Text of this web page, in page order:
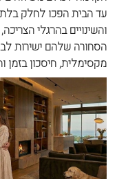
עד הבית הפכו לחלק
והשינויים בהרגלי
הסחורה שלהם ישירות
מקסימלית, חיסכון בזמן